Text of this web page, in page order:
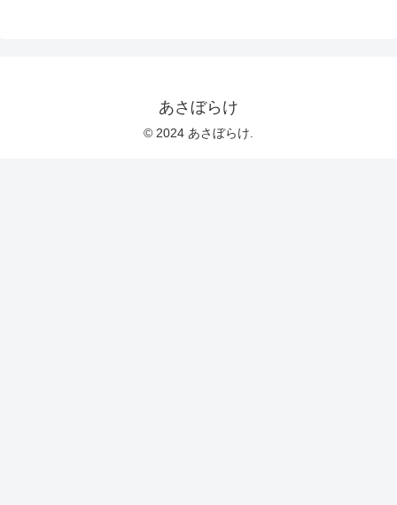
あさぼらけ
© 2024 あさぼらけ.